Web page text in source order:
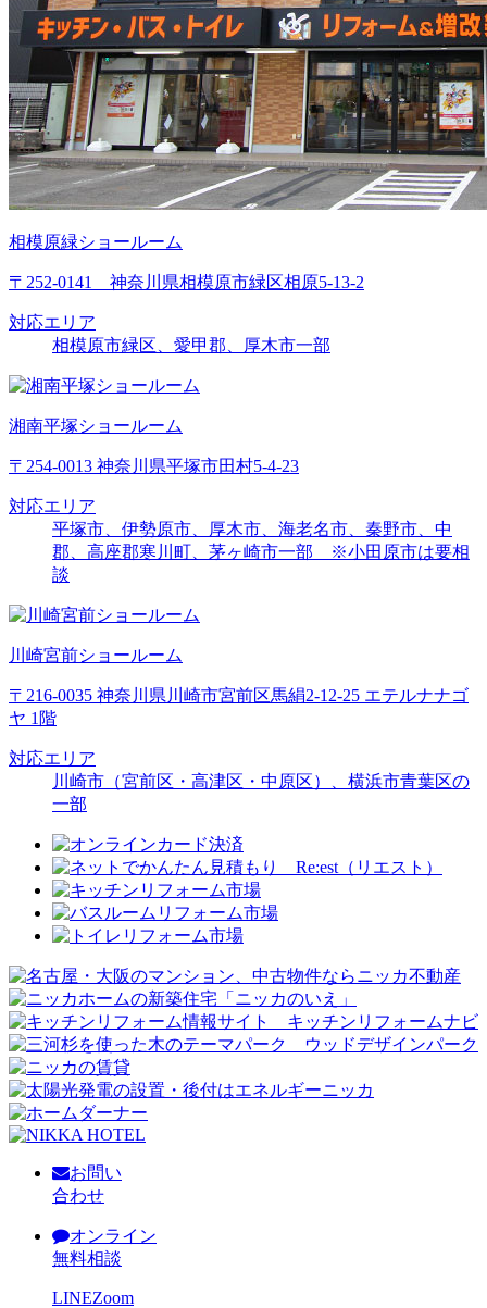
相模原緑ショールーム
〒252-0141 神奈川県相模原市緑区相原5-13-2
対応エリア
相模原市緑区、愛甲郡、厚木市一部
湘南平塚ショールーム
〒254-0013 神奈川県平塚市田村5-4-23
対応エリア
平塚市、伊勢原市、厚木市、海老名市、秦野市、中
郡、高座郡寒川町、茅ヶ崎市一部 ※小田原市は要相
談
川崎宮前ショールーム
〒216-0035 神奈川県川崎市宮前区馬絹2-12-25 エテルナナゴ
ヤ 1階
対応エリア
川崎市（宮前区・高津区・中原区）、横浜市青葉区の
一部
お問い
合わせ
オンライン
無料相談
LINEZoom